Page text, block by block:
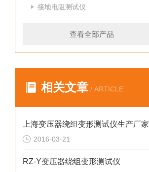
接地电阻测试仪
查看全部产品
相关文章 / ARTICLE
上海变压器绕组变形测试仪生产厂家
2016-03-21
RZ-Y变压器绕组变形测试仪